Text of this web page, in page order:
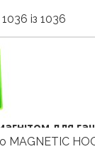
із 1036
для
MAGNETIC